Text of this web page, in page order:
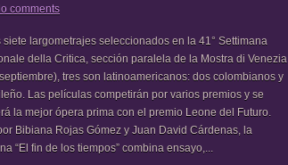
comments
siete largometrajes seleccionados en la 41° Settimana
della Critica, sección paralela de la Mostra di Venezia
tres son latinoamericanos: dos colombianos y
Las películas competirán por varios premios y se
la mejor ópera prima con el premio Leone del Futuro.
Bibiana Rojas Gómez y Juan David Cárdenas, la
“El fin de los tiempos” combina ensayo,...